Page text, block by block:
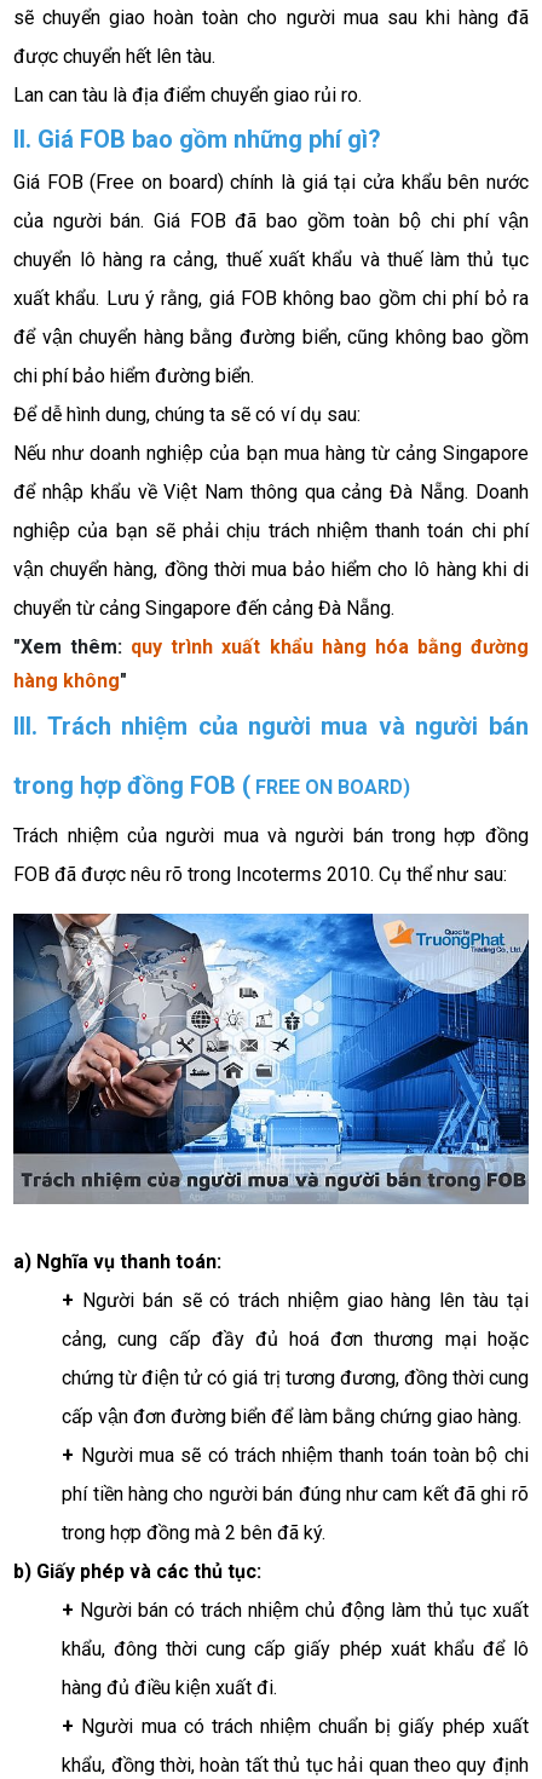
sẽ chuyển giao hoàn toàn cho người mua sau khi hàng đã
được chuyển hết lên tàu.
Lan can tàu là địa điểm chuyển giao rủi ro.
II. Giá FOB bao gồm những phí gì?
Giá FOB (Free on board) chính là giá tại cửa khẩu bên nước
của người bán. Giá FOB đã bao gồm toàn bộ chi phí vận
chuyển lô hàng ra cảng, thuế xuất khẩu và thuế làm thủ tục
xuất khẩu. Lưu ý rằng, giá FOB không bao gồm chi phí bỏ ra
để vận chuyển hàng bằng đường biển, cũng không bao gồm
chi phí bảo hiểm đường biển.
Để dễ hình dung, chúng ta sẽ có ví dụ sau:
Nếu như doanh nghiệp của bạn mua hàng từ cảng Singapore
để nhập khẩu về Việt Nam thông qua cảng Đà Nẵng. Doanh
nghiệp của bạn sẽ phải chịu trách nhiệm thanh toán chi phí
vận chuyển hàng, đồng thời mua bảo hiểm cho lô hàng khi di
chuyển từ cảng Singapore đến cảng Đà Nẵng.
"Xem thêm: quy trình xuất khẩu hàng hóa bằng đường
hàng không"
III. Trách nhiệm của người mua và người bán
trong hợp đồng FOB ( FREE ON BOARD)
Trách nhiệm của người mua và người bán trong hợp đồng
FOB đã được nêu rõ trong Incoterms 2010. Cụ thể như sau:
a) Nghĩa vụ thanh toán:
+ Người bán sẽ có trách nhiệm giao hàng lên tàu tại
cảng, cung cấp đầy đủ hoá đơn thương mại hoặc
chứng từ điện tử có giá trị tương đương, đồng thời cung
cấp vận đơn đường biển để làm bằng chứng giao hàng.
+ Người mua sẽ có trách nhiệm thanh toán toàn bộ chi
phí tiền hàng cho người bán đúng như cam kết đã ghi rõ
trong hợp đồng mà 2 bên đã ký.
b) Giấy phép và các thủ tục:
+ Người bán có trách nhiệm chủ động làm thủ tục xuất
khẩu, đông thời cung cấp giấy phép xuát khẩu để lô
hàng đủ điều kiện xuất đi.
+ Người mua có trách nhiệm chuẩn bị giấy phép xuất
khẩu, đồng thời, hoàn tất thủ tục hải quan theo quy định